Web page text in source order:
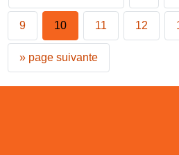
9 10 11 12
» page suivante